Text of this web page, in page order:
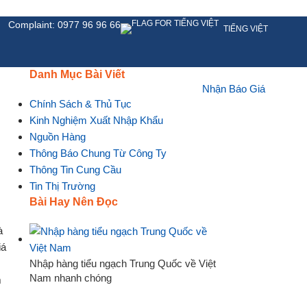
Complaint: 0977 96 96 66 TIẾNG VIỆT
Nhận Báo Giá
Danh Mục Bài Viết
Chính Sách & Thủ Tục
Kinh Nghiệm Xuất Nhập Khẩu
Nguồn Hàng
Thông Báo Chung Từ Công Ty
Thông Tin Cung Cầu
Tin Thị Trường
Bài Hay Nên Đọc
Nhập hàng tiểu ngạch Trung Quốc về Việt
Nam nhanh chóng